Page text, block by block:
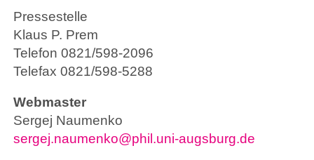
Pressestelle
Klaus P. Prem
Telefon 0821/598-2096
Telefax 0821/598-5288
Webmaster
Sergej Naumenko
sergej.naumenko@phil.uni-augsburg.de